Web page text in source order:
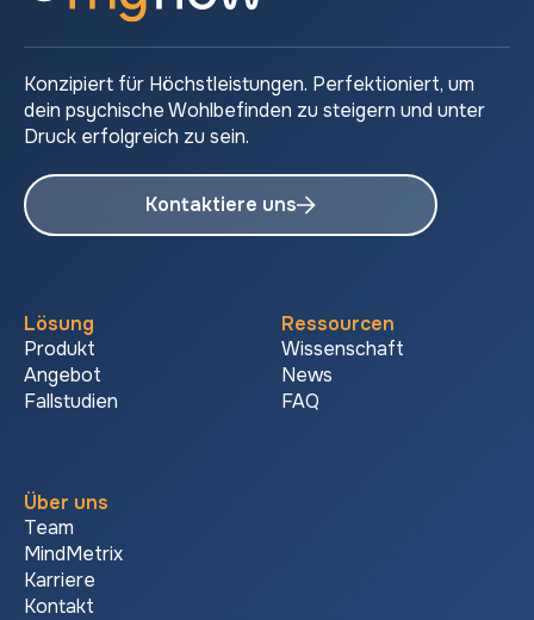
Konzipiert für Höchstleistungen. Perfektioniert, um
dein psychische Wohlbefinden zu steigern und unter
Druck erfolgreich zu sein.
Kontaktiere uns
Lösung
Produkt
Angebot
Fallstudien
Ressourcen
Wissenschaft
News
FAQ
Über uns
Team
MindMetrix
Karriere
Kontakt